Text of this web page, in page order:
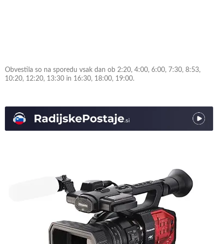
Obvestila so na sporedu vsak dan ob 2:20, 4:00, 6:00, 7:30, 8:53,
10:20, 12:20, 13:30 in 16:30, 18:00, 19:00.